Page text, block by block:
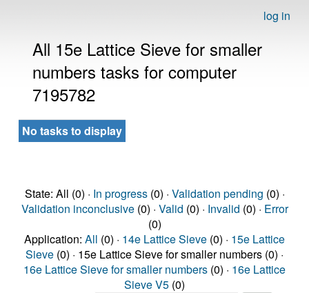
log in
All 15e Lattice Sieve for smaller
numbers tasks for computer
7195782
No tasks to display
State: All (0) · In progress(0) · Validation pending (0) ·
Validation inconclusive(0) · Valid (0) · Invalid (0) · Error
(0)
Application: All (0) · 14e Lattice Sieve (0) · 15e Lattice
Sieve (0) · 15e Lattice Sieve for smaller numbers (0) ·
16e Lattice Sieve for smaller numbers (0) · 16e Lattice
Sieve V5 (0)